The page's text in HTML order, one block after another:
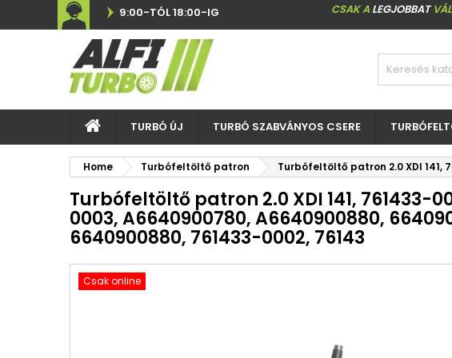
9:00-TÓL 18:00-IG CSAK A LEGJOBBAT
TURBÓ ÚJ TURBÓ SZABVÁNYOS CSERE
Home Turbófeltöltő patron Turbófeltöltő patron 2.0 XDI 141,
Turbófeltöltő patron 2.0 XDI 141, 761433-
0003, A6640900780, A6640900880,
6640900880, 761433-0002, 76143
Csak online